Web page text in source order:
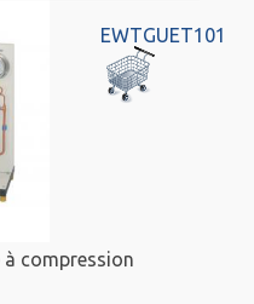
EWTGUET101
compression